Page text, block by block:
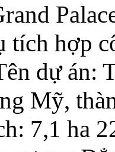
tích hợp
dự án:
Mỹ,
7,1 ha